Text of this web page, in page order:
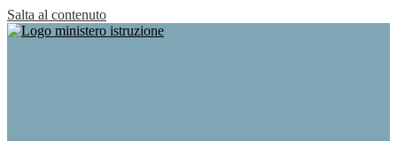
Salta al contenuto